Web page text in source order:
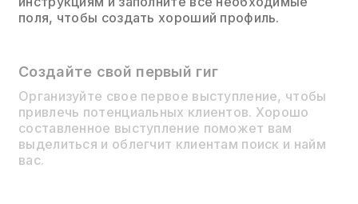
поля, чтобы создать хороший профиль.
Создайте свой первый гиг
Организуйте свое первое выступление, чтобы
привлечь потенциальных клиентов. Хорошо
составленное выступление поможет вам
выделиться и облегчит клиентам поиск и найм
вас.